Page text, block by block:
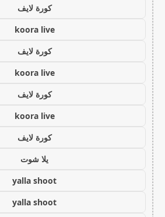
كورة لايف
koora live
كورة لايف
koora live
كورة لايف
koora live
كورة لايف
يلا شوت
yalla shoot
yalla shoot